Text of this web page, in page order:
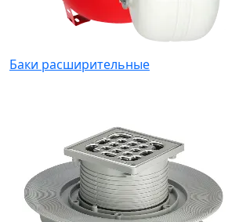
Баки расширительные